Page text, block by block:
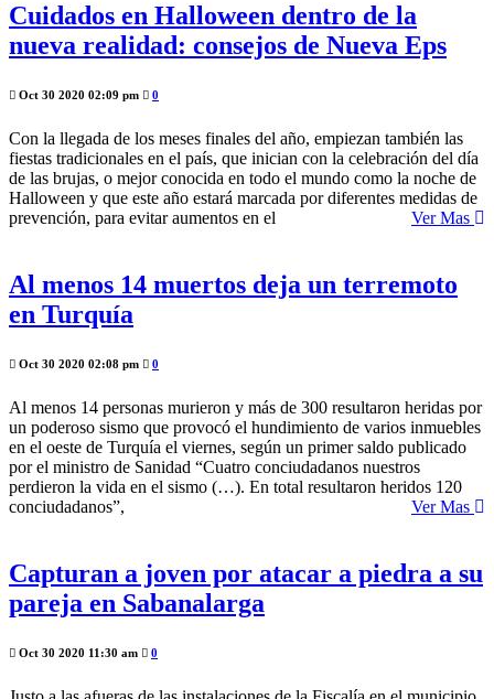
Cuidados en Halloween dentro de la
nueva realidad: consejos de Nueva Eps
Oct 30 2020 02:09 pm 0
Con la llegada de los meses finales del año, empiezan también las
fiestas tradicionales en el país, que inician con la celebración del día
de las brujas, o mejor conocida en todo el mundo como la noche de
Halloween y que este año estará marcada por diferentes medidas de
prevención, para evitar aumentos en el
Ver Mas
Al menos 14 muertos deja un terremoto
en Turquía
Oct 30 2020 02:08 pm 0
Al menos 14 personas murieron y más de 300 resultaron heridas por
un poderoso sismo que provocó el hundimiento de varios inmuebles
en el oeste de Turquía el viernes, según un primer saldo publicado
por el ministro de Sanidad “Cuatro conciudadanos nuestros
perdieron la vida en el sismo (…). En total resultaron heridos 120
conciudadanos”,
Ver Mas
Capturan a joven por atacar a piedra a su
pareja en Sabanalarga
Oct 30 2020 11:30 am 0